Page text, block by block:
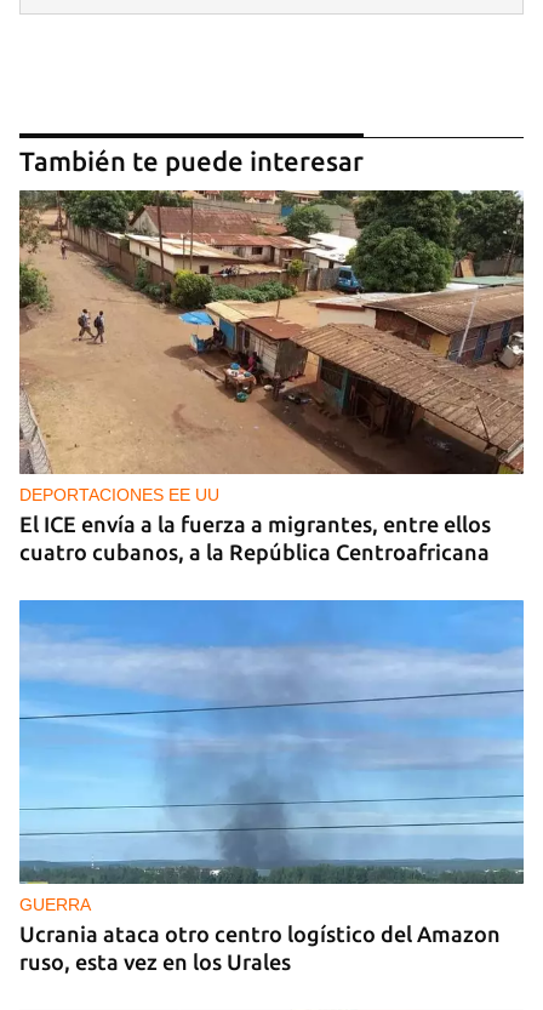
También te puede interesar
DEPORTACIONES EE UU
El ICE envía a la fuerza a migrantes, entre ellos
cuatro cubanos, a la República Centroafricana
GUERRA
Ucrania ataca otro centro logístico del Amazon
ruso, esta vez en los Urales